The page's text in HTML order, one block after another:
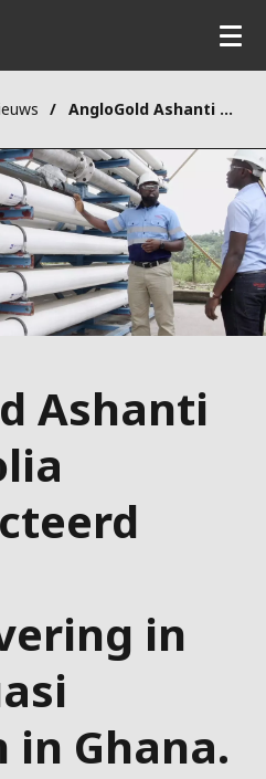
AngloGold Ashanti en Veolia sluiten partnerschap voor waterzuivering in haar Obuasi goudmijn in Ghana
Ashanti
in
Ghana.